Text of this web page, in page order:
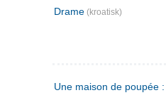
Drame (kroatisk)
Une maison de poupée